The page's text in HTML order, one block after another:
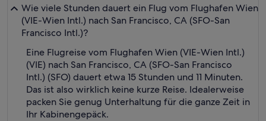
Wie viele Stunden dauert ein Flug vom Flughafen Wien
(VIE-Wien Intl.) nach San Francisco, CA (SFO-San
Francisco Intl.)?
Eine Flugreise vom Flughafen Wien (VIE-Wien Intl.)
(VIE) nach San Francisco, CA (SFO-San Francisco
Intl.) (SFO) dauert etwa 15 Stunden und 11 Minuten.
Das ist also wirklich keine kurze Reise. Idealerweise
packen Sie genug Unterhaltung für die ganze Zeit in
Ihr Kabinengepäck.